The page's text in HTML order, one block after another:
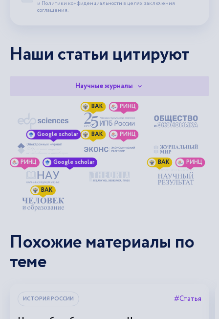
и Политики конфиденциальности в целях заключения
соглашения.
Наши статьи цитируют
Научные журналы
ВАК РИНЦ
Google scholar ВАК РИНЦ
РИНЦ Google scholar ВАК РИНЦ
ВАК
Похожие материалы по
теме
ИСТОРИЯ РОССИИ #Статья